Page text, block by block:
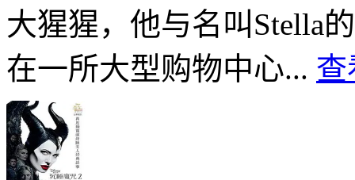
大猩猩，他与名叫Stella
在一所大型购物中心... 查